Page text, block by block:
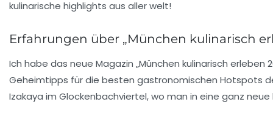
Erfahrungen über „München kulinarisch
Ich habe das neue Magazin „München kulinarisch erleben
Geheimtipps für die besten gastronomischen Hotspots
Izakaya im Glockenbachviertel, wo man in eine ganz